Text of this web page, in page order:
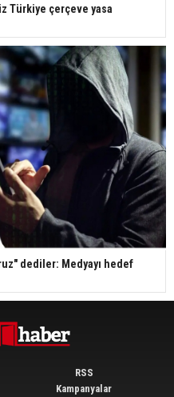
Türkiye çerçeve yasa
dediler: Medyayı hedef
RSS
Kampanyalar